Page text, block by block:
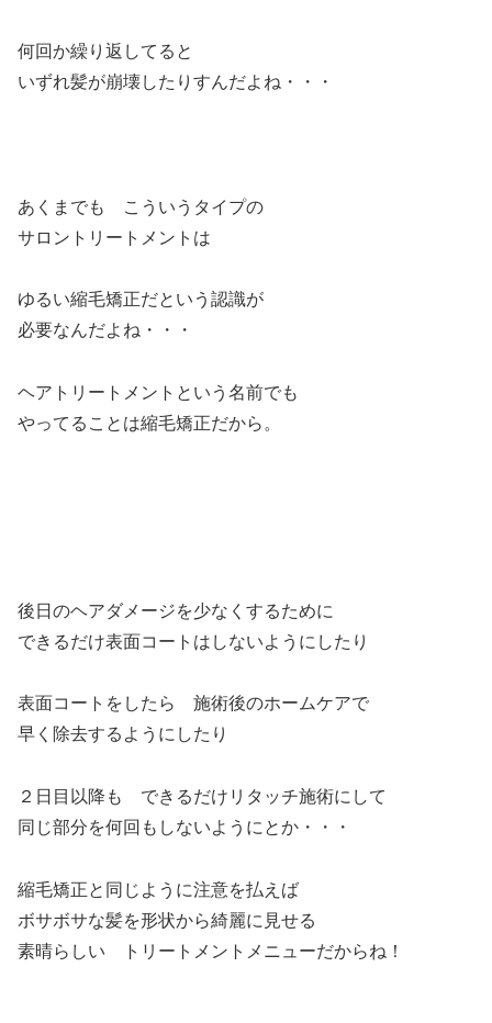
何回か繰り返してると
いずれ髪が崩壊したりすんだよね・・・
あくまでも こういうタイプの
サロントリートメントは
ゆるい縮毛矯正だという認識が
必要なんだよね・・・
ヘアトリートメントという名前でも
やってることは縮毛矯正だから。
後日のヘアダメージを少なくするために
できるだけ表面コートはしないようにしたり
表面コートをしたら 施術後のホームケアで
早く除去するようにしたり
２日目以降も できるだけリタッチ施術にして
同じ部分を何回もしないようにとか・・・
縮毛矯正と同じように注意を払えば
ボサボサな髪を形状から綺麗に見せる
素晴らしい トリートメントメニューだからね！